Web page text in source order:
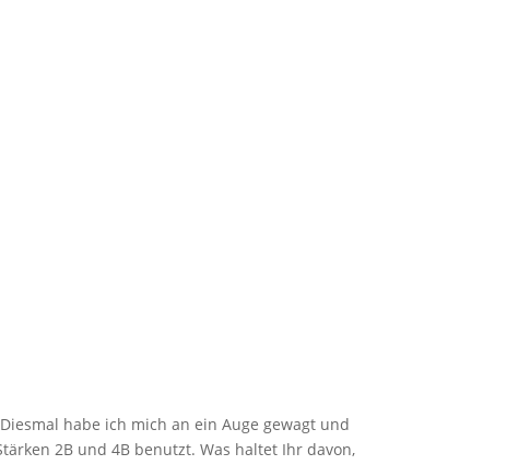
habe ich mich an ein Auge gewagt und
2B und 4B benutzt. Was haltet Ihr davon,